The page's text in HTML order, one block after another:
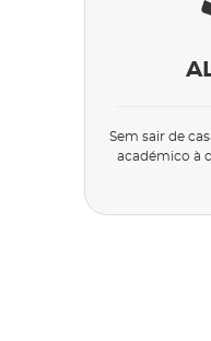
Sem sair de
académico à